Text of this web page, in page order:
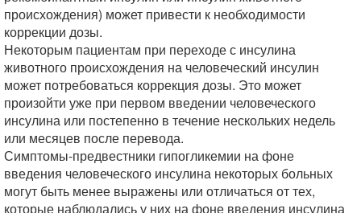
происхождения) может привести к необходимости
коррекции дозы.
Некоторым пациентам при переходе с инсулина
животного происхождения на человеческий инсулин
может потребоваться коррекция дозы. Это может
произойти уже при первом введении человеческого
инсулина или постепенно в течение нескольких недель
или месяцев после перевода.
Симптомы-предвестники гипогликемии на фоне
введения человеческого инсулина некоторых больных
могут быть менее выражены или отличаться от тех,
которые наблюдались у них на фоне введения инсулина